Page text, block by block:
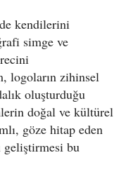
kendilerini
simge ve
logoların zihinsel
oluşturduğu
doğal ve kültürel
göze hitap eden
geliştirmesi bu